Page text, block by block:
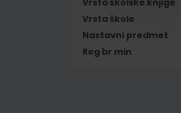
Vrsta školske knjige
Vrsta škole
Nastavni predmet
Reg br min